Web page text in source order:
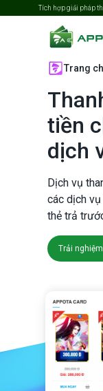
Tích hợp giải pháp
Trang
tiền
dịch
Dịch vụ
các dịch
thẻ trả
Trải